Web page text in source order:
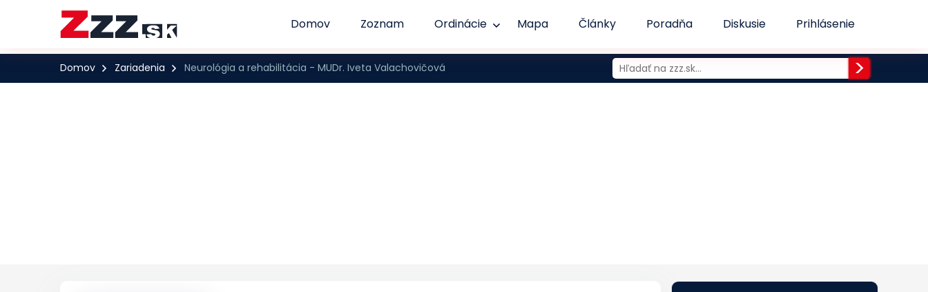
Domov Zoznam Ordinácie Mapa Články Poradňa Diskusie Prihlásenie
Domov Zariadenia Neurológia a rehabilitácia - MUDr. Iveta Valachovičová